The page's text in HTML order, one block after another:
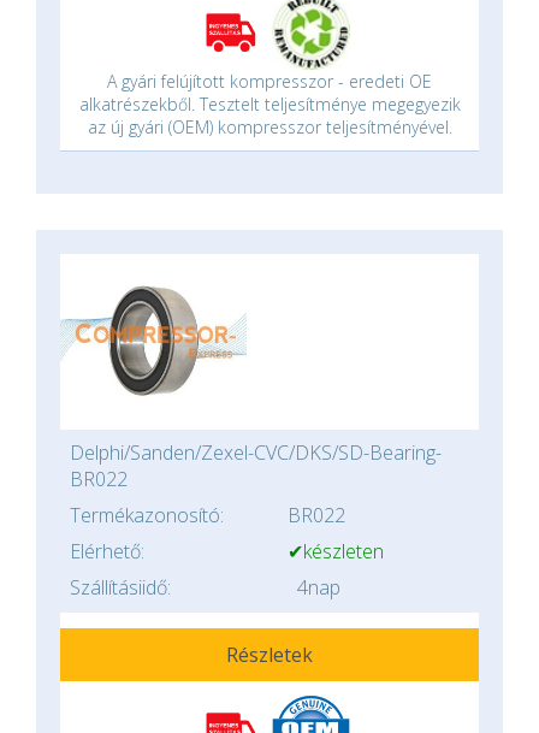
A gyári felújított kompresszor - eredeti OE
alkatrészekből. Tesztelt teljesítménye megegyezik
az új gyári (OEM) kompresszor teljesítményével.
Delphi/Sanden/Zexel-CVC/DKS/SD-Bearing-
BR022
Termékazonosító:
BR022
Elérhető:
✔készleten
Szállításiidő:
4nap
Részletek